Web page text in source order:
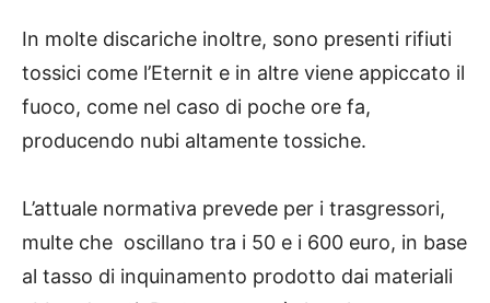
In molte discariche inoltre, sono presenti rifiuti
tossici come l’Eternit e in altre viene appiccato il
fuoco, come nel caso di poche ore fa,
producendo nubi altamente tossiche.
L’attuale normativa prevede per i trasgressori,
multe che oscillano tra i 50 e i 600 euro, in base
al tasso di inquinamento prodotto dai materiali